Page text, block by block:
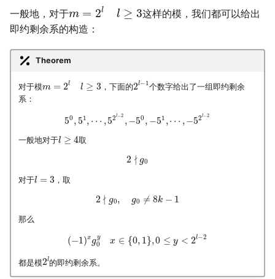
一般地，对于m = 2l l ≥ 3这样的模，我们都可以给出
即约剩余系的构造：
Theorem
对于模m = 2l l ≥ 3 ，下面的2l−1个数字给出了一组即约剩余
系：
50 ,51, ⋯ ,52l−2 ,−50 , −51 ,⋯ ,−52l−2
一般地对于l ≥ 4取
2 ∤ g0
对于l = 3 ，取
2 ∤ g0, g0 ≠ 8k − 1
那么
(−1)x gy
0 x ∈ {0, 1},0 ≤ y < 2l−2
都是模2l的即约剩余系。